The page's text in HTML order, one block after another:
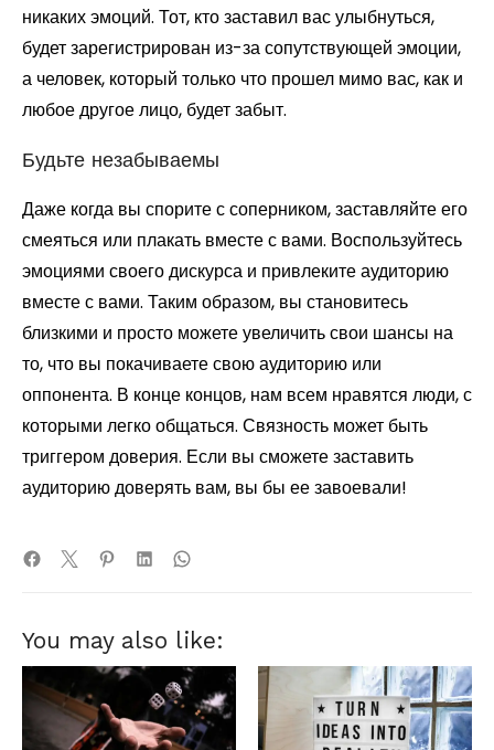
никаких эмоций. Тот, кто заставил вас улыбнуться,
будет зарегистрирован из-за сопутствующей эмоции,
а человек, который только что прошел мимо вас, как и
любое другое лицо, будет забыт.
Будьте незабываемы
Даже когда вы спорите с соперником, заставляйте его
смеяться или плакать вместе с вами. Воспользуйтесь
эмоциями своего дискурса и привлеките аудиторию
вместе с вами. Таким образом, вы становитесь
близкими и просто можете увеличить свои шансы на
то, что вы покачиваете свою аудиторию или
оппонента. В конце концов, нам всем нравятся люди, с
которыми легко общаться. Связность может быть
триггером доверия. Если вы сможете заставить
аудиторию доверять вам, вы бы ее завоевали!
You may also like: